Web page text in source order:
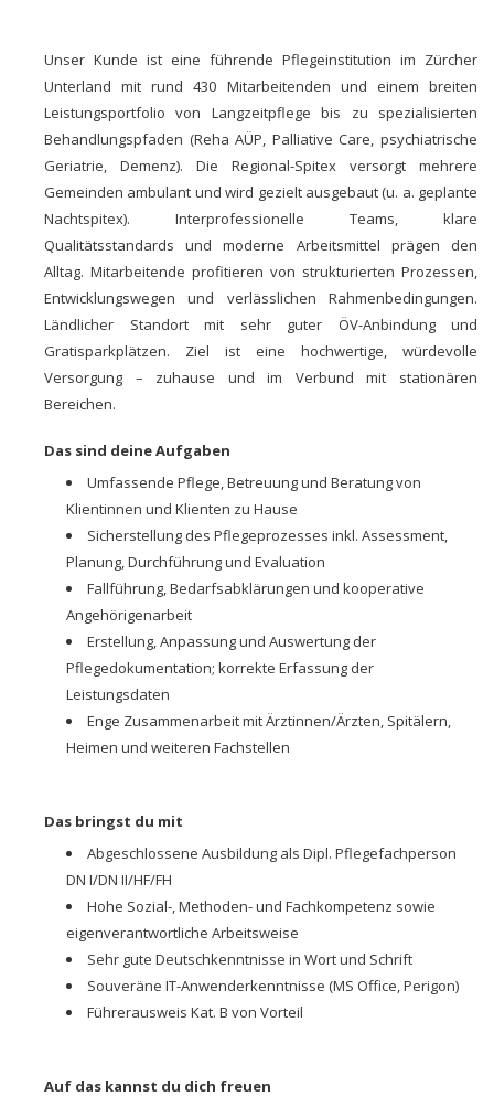
Unser Kunde ist eine führende Pflegeinstitution im Zürcher
Unterland mit rund 430 Mitarbeitenden und einem breiten
Leistungsportfolio von Langzeitpflege bis zu spezialisierten
Behandlungspfaden (Reha AÜP, Palliative Care, psychiatrische
Geriatrie, Demenz). Die Regional-Spitex versorgt mehrere
Gemeinden ambulant und wird gezielt ausgebaut (u. a. geplante
Nachtspitex). Interprofessionelle Teams, klare
Qualitätsstandards und moderne Arbeitsmittel prägen den
Alltag. Mitarbeitende profitieren von strukturierten Prozessen,
Entwicklungswegen und verlässlichen Rahmenbedingungen.
Ländlicher Standort mit sehr guter ÖV-Anbindung und
Gratisparkplätzen. Ziel ist eine hochwertige, würdevolle
Versorgung – zuhause und im Verbund mit stationären
Bereichen.
Das sind deine Aufgaben
Umfassende Pflege, Betreuung und Beratung von
Klientinnen und Klienten zu Hause
Sicherstellung des Pflegeprozesses inkl. Assessment,
Planung, Durchführung und Evaluation
Fallführung, Bedarfsabklärungen und kooperative
Angehörigenarbeit
Erstellung, Anpassung und Auswertung der
Pflegedokumentation; korrekte Erfassung der
Leistungsdaten
Enge Zusammenarbeit mit Ärztinnen/Ärzten, Spitälern,
Heimen und weiteren Fachstellen
Das bringst du mit
Abgeschlossene Ausbildung als Dipl. Pflegefachperson
DN I/DN II/HF/FH
Hohe Sozial-, Methoden- und Fachkompetenz sowie
eigenverantwortliche Arbeitsweise
Sehr gute Deutschkenntnisse in Wort und Schrift
Souveräne IT-Anwenderkenntnisse (MS Office, Perigon)
Führerausweis Kat. B von Vorteil
Auf das kannst du dich freuen